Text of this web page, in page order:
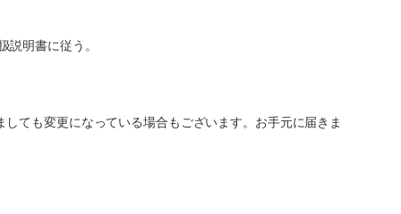
明書に従う。
ても変更になっている場合もございます。お手元に届きま